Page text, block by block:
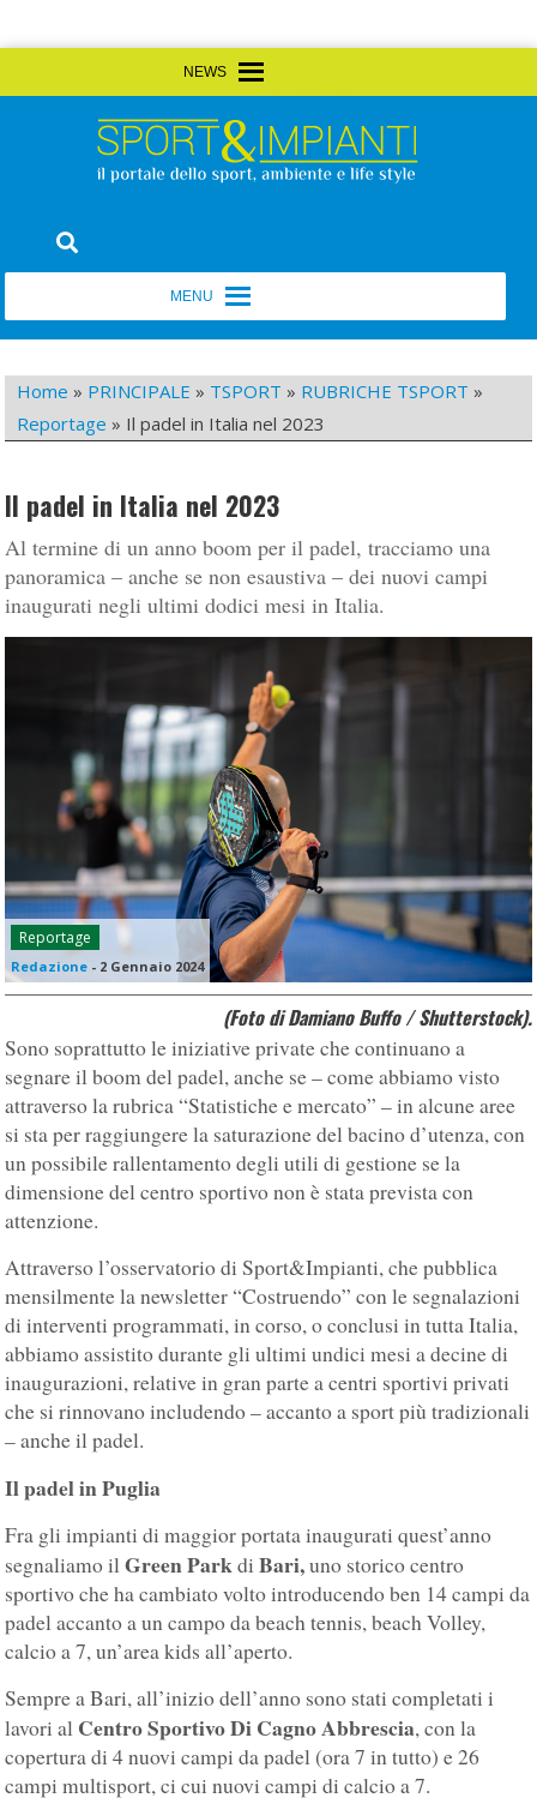
to
Sport&Impianti
Home » PRINCIPALE » TSPORT » RUBRICHE TSPORT »
Reportage » Il padel in Italia nel 2023
Il padel in Italia nel 2023
Al termine di un anno boom per il padel, tracciamo una
panoramica – anche se non esaustiva – dei nuovi campi
inaugurati negli ultimi dodici mesi in Italia.
Reportage
Redazione - 2 Gennaio 2024
(Foto di Damiano Buffo / Shutterstock).
Sono soprattutto le iniziative private che continuano a
segnare il boom del padel, anche se – come abbiamo visto
attraverso la rubrica “Statistiche e mercato” – in alcune aree
si sta per raggiungere la saturazione del bacino d’utenza, con
un possibile rallentamento degli utili di gestione se la
dimensione del centro sportivo non è stata prevista con
attenzione.
Attraverso l’osservatorio di Sport&Impianti, che pubblica
mensilmente la newsletter “Costruendo” con le segnalazioni
di interventi programmati, in corso, o conclusi in tutta Italia,
abbiamo assistito durante gli ultimi undici mesi a decine di
inaugurazioni, relative in gran parte a centri sportivi privati
che si rinnovano includendo – accanto a sport più tradizionali
– anche il padel.
Il padel in Puglia
Fra gli impianti di maggior portata inaugurati quest’anno
segnaliamo ilGreen ParkdiBari,uno storico centro
sportivo che ha cambiato volto introducendo ben 14 campi da
padel accanto a un campo da beach tennis, beach Volley,
calcio a 7, un’area kids all’aperto.
Sempre a Bari, all’inizio dell’anno sono stati completati i
lavori al Centro Sportivo Di Cagno Abbrescia, con la
copertura di 4 nuovi campi da padel (ora 7 in tutto) e 26
campi multisport, ci cui nuovi campi di calcio a 7.